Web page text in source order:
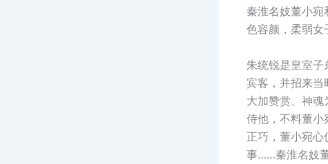
秦淮名妓董小
色容颜，柔弱女
朱统锐是皇室
宾客，并招来
大加赞赏、神
侍他，不料董小
正巧，董小宛
事……秦淮名妓